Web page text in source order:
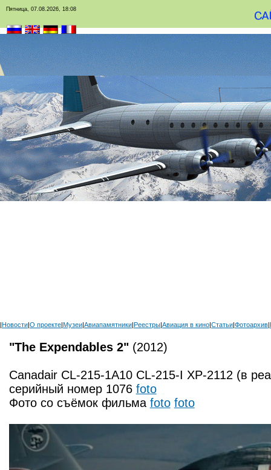
Пятница, 07.08.2026, 18:08
|Новости|О проекте|Музеи|Авиапамятники|Реестры|Авиация в кино|Статьи|Фотоархив|
"The Expendables 2"(2012)
Canadair CL-215-1A10 CL-215-I XP-2112 (в
серийный номер 1076 foto
Фото со съёмок фильма foto foto